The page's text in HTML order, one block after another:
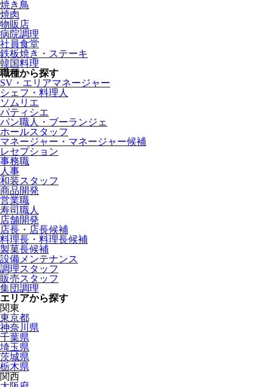
焼き鳥
焼肉
物販店
病院調理
社員食堂
鉄板焼き・ステーキ
韓国料理
職種から探す
SV・エリアマネージャー
シェフ・料理人
ソムリエ
パティシエ
パン職人・ブーランジェ
ホールスタッフ
マネージャー・マネージャー候補
レセプション
事務職
人事
和装スタッフ
商品開発
営業職
寿司職人
店舗開発
店長・店長候補
料理長・料理長候補
製菓長候補
設備メンテナンス
調理スタッフ
販売スタッフ
集団調理
エリアから探す
関東
東京都
神奈川県
千葉県
埼玉県
茨城県
栃木県
関西